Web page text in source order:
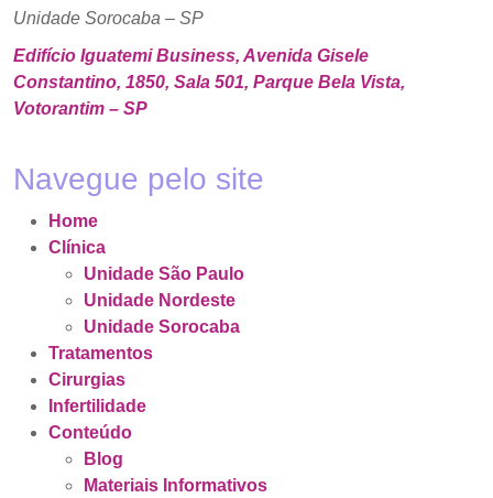
Unidade Sorocaba – SP
Edifício Iguatemi Business, Avenida Gisele
Constantino, 1850, Sala 501, Parque Bela Vista,
Votorantim – SP
Navegue pelo site
Home
Clínica
Unidade São Paulo
Unidade Nordeste
Unidade Sorocaba
Tratamentos
Cirurgias
Infertilidade
Conteúdo
Blog
Materiais Informativos